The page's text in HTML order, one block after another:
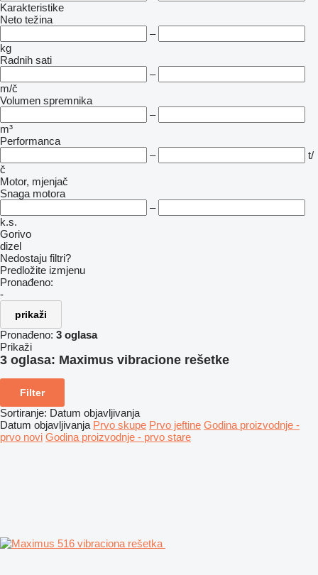
Karakteristike
Neto težina
–
kg
Radnih sati
–
m/č
Volumen spremnika
–
m³
Performanca
–
t/
č
Motor, mjenjač
Snaga motora
–
k.s.
Gorivo
dizel
Nedostaju filtri?
Predložite izmjenu
Pronađeno:
-
prikaži
Pronađeno: 3 oglasa
Prikaži
3 oglasa: Maximus vibracione rešetke
Filter
Sortiranje: Datum objavljivanja
Datum objavljivanja Prvo skupe Prvo jeftine Godina proizvodnje -
prvo novi Godina proizvodnje - prvo stare